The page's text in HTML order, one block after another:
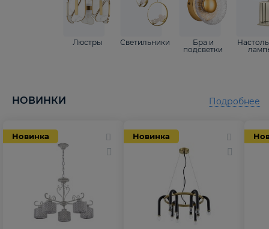
Люстры Светильники
Бра и
подсветки
НОВИНКИ
Новинка Новинка
Подробнее